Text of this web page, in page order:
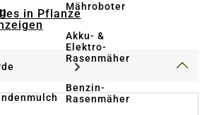
in Pflanze
Mähroboter
Akku- &
Elektro-
Rasenmäher
Benzin-
Rasenmäher